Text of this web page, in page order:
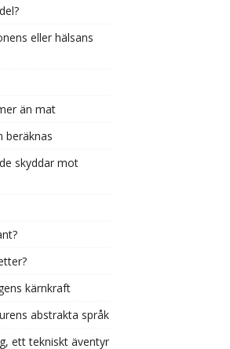
eller hälsans
än mat
beräknas
skyddar mot
kärnkraft
abstrakta språk
ett tekniskt äventyr